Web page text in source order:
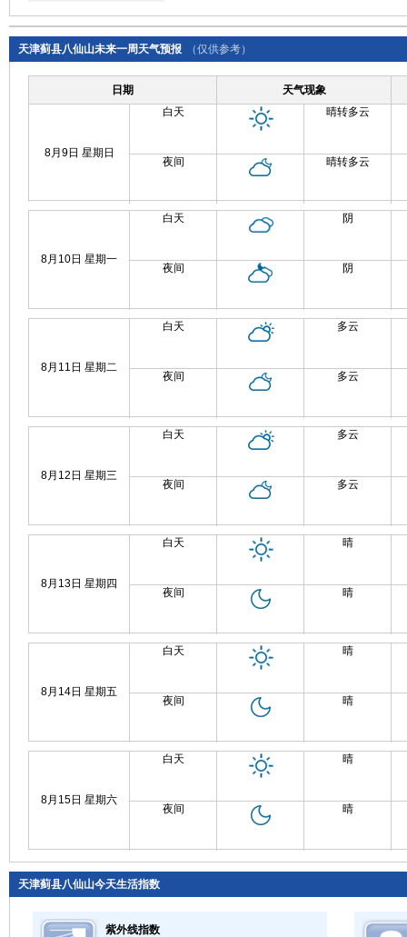
天津蓟县八仙山未来一周天气预报 （仅供参考）
日期 天气现象
8月9日 星期日
白天 晴转多云
夜间 晴转多云
8月10日 星期一
白天 阴
夜间 阴
8月11日 星期二
白天 多云
夜间 多云
8月12日 星期三
白天 多云
夜间 多云
8月13日 星期四
白天 晴
夜间 晴
8月14日 星期五
白天 晴
夜间 晴
8月15日 星期六
白天 晴
夜间 晴
天津蓟县八仙山今天生活指数
紫外线指数